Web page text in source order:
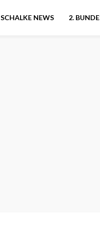
SCHALKE NEWS 2.